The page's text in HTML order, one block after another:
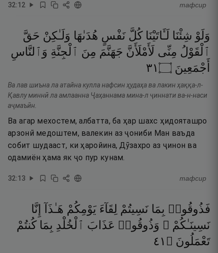
32:12 тафсир
وَلَوْ شِئْنَا لَـَٔاتَيْنَا كُلَّ نَفْسٍ هُدَىٰهَا وَلَـٰكِنْ حَقَّ
ٱلْقَوْلُ مِنِّى لَأَمْلَأَنَّ جَهَنَّمَ مِنَ ٱلْجِنَّةِ وَٱلنَّاسِ
أَجْمَعِينَ ۝١٣
Ва лав шиъна ла атайна кулла нафсин ҳудаҳа ва лакин ҳаққа-л-
Қавлу миннӣ ла амлаанна Ҷаҳаннама мина-л ҷиннати ва-н-наси
аҷмаъӣн.
Ва агар мехостем, албатта, ба ҳар шахс ҳидояташро
арзонӣ медоштем, валекин аз ҷониби Ман ваъда
собит шудааст, ки ҳаройина, Дӯзахро аз ҷинон ва
одамиён ҳама як ҷо пур кунам.
32:13 тафсир
فَذُوقُوا۟ بِمَا نَسِيتُمْ لِقَآءَ يَوْمِكُمْ هَـٰذَآ
إِنَّا
نَسِينَـٰكُمْ ۖ وَذُوقُوا۟ عَذَابَ ٱلْخُلْدِ بِمَا كُنتُمْ
تَعْمَلُونَ ۝ ١٤